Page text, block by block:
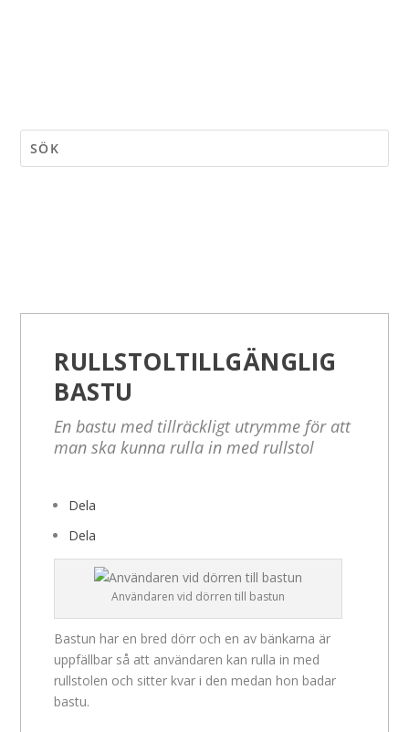
RULLSTOLTILLGÄNGLIG
BASTU
En bastu med tillräckligt utrymme för att
man ska kunna rulla in med rullstol
Dela
Dela
Användaren vid dörren till bastun
Bastun har en bred dörr och en av bänkarna är
uppfällbar så att användaren kan rulla in med
rullstolen och sitter kvar i den medan hon badar
bastu.